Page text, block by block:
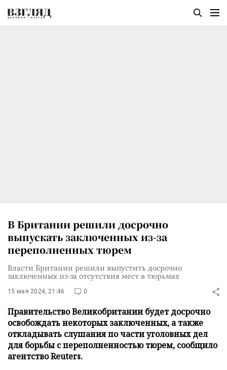
В Британии решили досрочно
выпускать заключенных из-за
переполненных тюрем
Власти Британии решили выпустить досрочно
заключенных из-за отсутствия мест в тюрьмах
15 мая 2024, 21:46 0
Правительство Великобритании будет досрочно
освобождать некоторых заключенных, а также
откладывать слушания по части уголовных дел
для борьбы с переполненностью тюрем, сообщило
агентство Reuters.